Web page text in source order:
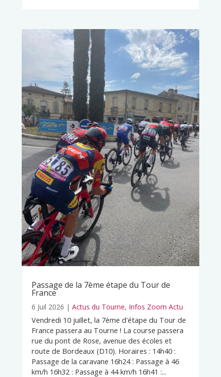
Passage de la 7ème étape du Tour de
France
6 Juil 2026 | Actus du Tourne, Infos Zoom Actu
Vendredi 10 juillet, la 7ème d'étape du Tour de
France passera au Tourne ! La course passera
rue du pont de Rose, avenue des écoles et
route de Bordeaux (D10). Horaires : 14h40 :
Passage de la caravane 16h24 : Passage à 46
km/h 16h32 : Passage à 44 km/h 16h41 :...